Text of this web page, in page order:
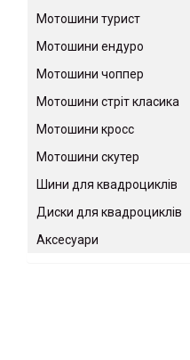
Мотошини турист
Мотошини ендуро
Мотошини чоппер
Мотошини стріт класика
Мотошини кросс
Мотошини скутер
Шини для квадроциклів
Диски для квадроциклів
Аксесуари